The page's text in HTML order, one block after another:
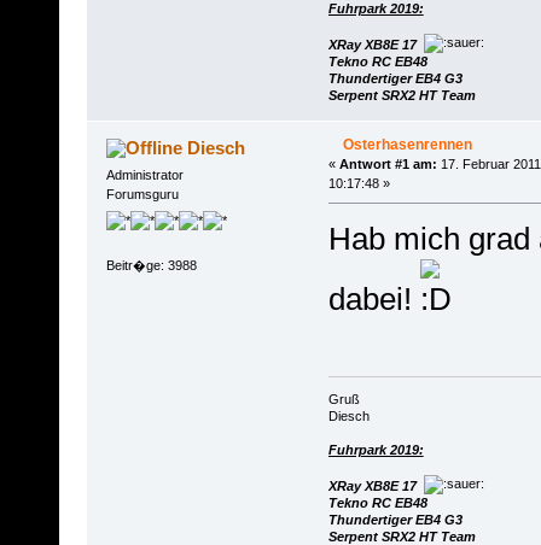
Fuhrpark 2019:
XRay XB8E 17
Tekno RC EB48
Thundertiger EB4 G3
Serpent SRX2 HT Team
Diesch
Administrator
Forumsguru
Beitr�ge: 3988
Osterhasenrennen
« Antwort #1 am: 17. Februar
10:17:48 »
Hab mich
dabei!
Gruß
Diesch
Fuhrpark 2019:
XRay XB8E 17
Tekno RC EB48
Thundertiger EB4 G3
Serpent SRX2 HT Team